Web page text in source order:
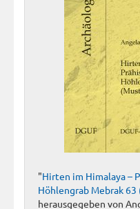
"Hirten im Himalaya –
Höhlengrab Mebrak
herausgegeben von